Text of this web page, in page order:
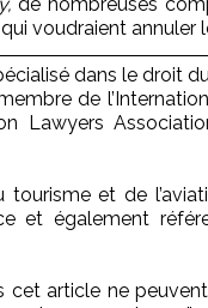
voudraient annuler
dans le droit
de
Lawyers
et de
et également
cet article ne